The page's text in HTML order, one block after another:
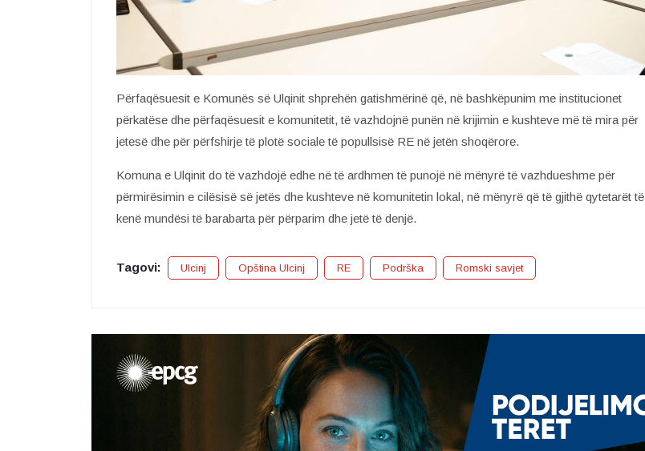
Përfaqësuesit e Komunës së Ulqinit shprehën gatishmërinë që, në bashkëpunim me institucionet
përkatëse dhe përfaqësuesit e komunitetit, të vazhdojnë punën në krijimin e kushteve më të mira për
jetesë dhe për përfshirje të plotë sociale të popullsisë RE në jetën shoqërore.
Komuna e Ulqinit do të vazhdojë edhe në të ardhmen të punojë në mënyrë të vazhdueshme për
përmirësimin e cilësisë së jetës dhe kushteve në komunitetin lokal, në mënyrë që të gjithë qytetarët të
kenë mundësi të barabarta për përparim dhe jetë të denjë.
Tagovi: Ulcinj Opština Ulcinj RE Podrška Romski savjet